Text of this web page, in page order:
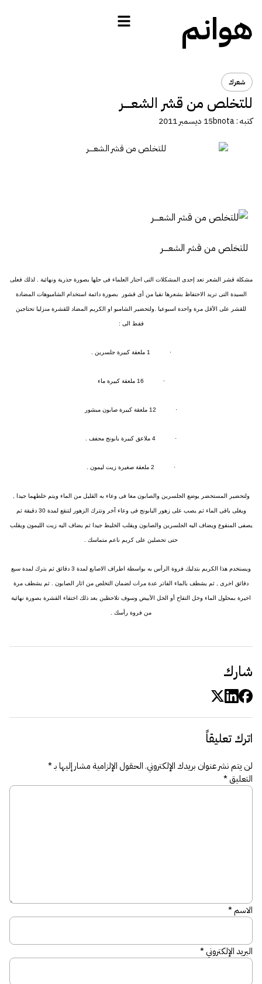
هوانم
شعرك
للتخلص من قشر الشعــــر
كتبه :bnota15 ديسمبر 2011
للتخلص من قشر الشعــــر
مشكلة قشر الشعر تعد إحدى المشكلات التى احتار العلماء فى حلها بصورة جذرية ونهائية . لذلك فعلى
السيدة التى تريد الاحتفاظ بشعرها نقيا من أى قشور بصورة دائمة استخدام الشامبوهات المضادة
للقشر على الأقل مرة واحدة اسبوعيا .ولتحضير الشامبو او الكريم المضاد للقشرة منزليا تحتاجين
فقط الى :
· 1 ملعقة كبيرة جلسرين .
· 16 ملعقة كبيرة ماء
· 12 ملعقة كبيرة صابون مبشور
· 4 ملاعق كبيرة بابونج مجفف .
· 2 ملعقة صغيرة زيت ليمون .
ولتحضير المستحضر يوضع الجلسرين والصابون معا فى وعاء به القليل من الماء ويتم خلطهما جيدا ,
ويغلى باقى الماء ثم يصب على زهور البابونج فى وعاء آخر وتترك الزهور لتنقع لمدة 30 دقيقة ثم
يصفى المنقوع ويضاف اليه الجلسرين والصابون ويقلب الخليط جيدا ثم يضاف اليه زيت الليمون ويقلب
حتى تحصلين على كريم ناعم متماسك .
ويستخدم هذا الكريم بتدليك فروة الرأس به بواسطة اطراف الاصابع لمدة 3 دقائق ثم يترك لمدة سبع
دقائق اخرى , ثم يشطف بالماء الفاتر عدة مرات لضمان التخلص من اثار الصابون . ثم يشطف مرة
اخيرة بمحلول الماء وخل التفاح أو الخل الأبيض وسوف تلاحظين بعد ذلك اختفاء القشرة بصورة نهائية
من فروة رأسك .
شارك
اترك تعليقاً
لن يتم نشر عنوان بريدك الإلكتروني.الحقول الإلزامية مشار إليها بـ*
التعليق*
الاسم*
البريد الإلكتروني*